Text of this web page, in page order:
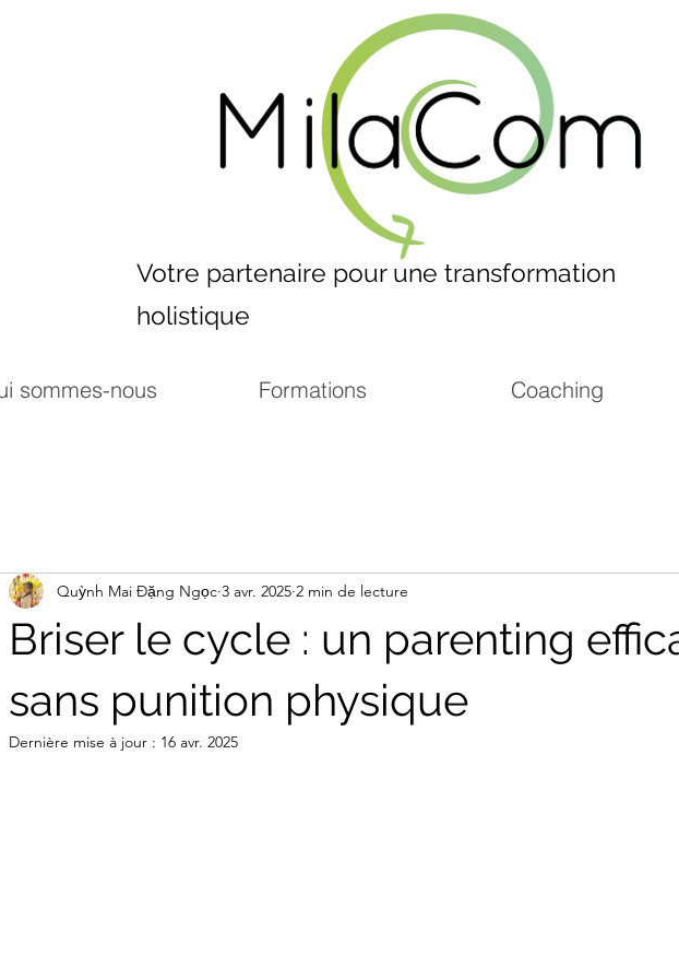
sommes-nous Formations Coaching
Votre partenaire pour une transformation
holistique
Briser le cycle : un parenting
sans punition physique
Quỳnh Mai Đặng Ngọc 3 avr. 2025 2 min de lecture
Dernière mise à jour : 16 avr. 2025